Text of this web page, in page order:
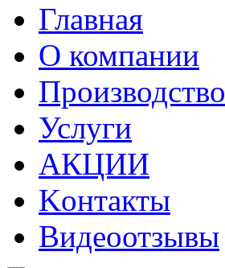
Главная
О компании
Производство
Услуги
АКЦИИ
Kонтакты
Видеоотзывы